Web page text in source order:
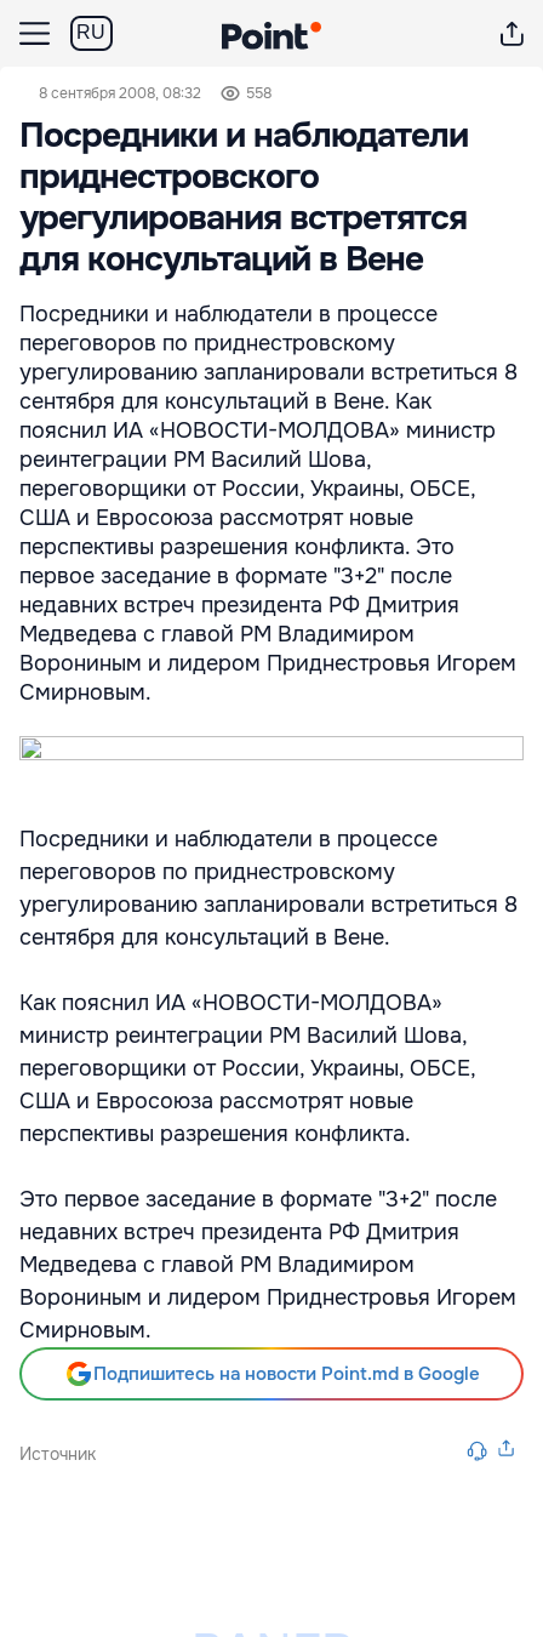
RU
8 сентября 2008, 08:32 558
Посредники и наблюдатели
приднестровского
урегулирования встретятся
для консультаций в Вене
Посредники и наблюдатели в процессе
переговоров по приднестровскому
урегулированию запланировали встретиться 8
сентября для консультаций в Вене. Как
пояснил ИА «НОВОСТИ-МОЛДОВА» министр
реинтеграции РМ Василий Шова,
переговорщики от России, Украины, ОБСЕ,
США и Евросоюза рассмотрят новые
перспективы разрешения конфликта. Это
первое заседание в формате "3+2" после
недавних встреч президента РФ Дмитрия
Медведева с главой РМ Владимиром
Ворониным и лидером Приднестровья Игорем
Смирновым.
Посредники и наблюдатели в процессе
переговоров по приднестровскому
урегулированию запланировали встретиться 8
сентября для консультаций в Вене.
Как пояснил ИА «НОВОСТИ-МОЛДОВА»
министр реинтеграции РМ Василий Шова,
переговорщики от России, Украины, ОБСЕ,
США и Евросоюза рассмотрят новые
перспективы разрешения конфликта.
Это первое заседание в формате "3+2" после
недавних встреч президента РФ Дмитрия
Медведева с главой РМ Владимиром
Ворониным и лидером Приднестровья Игорем
Смирновым.
Подпишитесь на новости Point.md в Google
Источник